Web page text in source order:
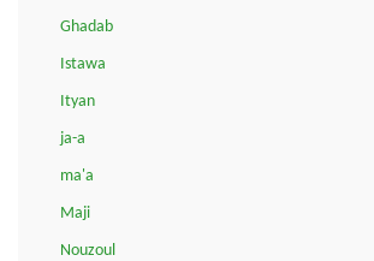
Ghadab
Istawa
Ityan
ja-a
ma'a
Maji
Nouzoul